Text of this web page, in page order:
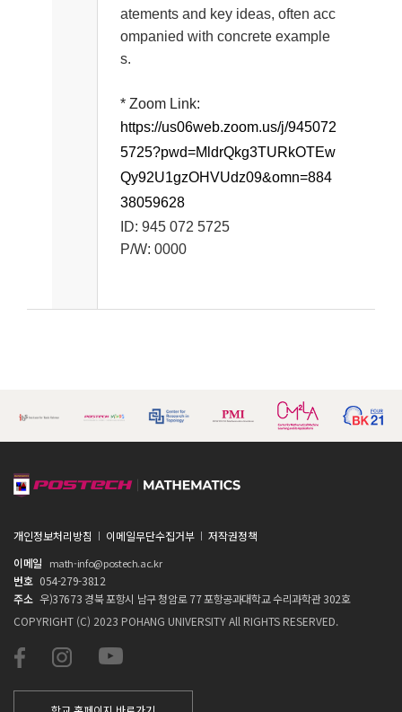
atements and key ideas, often acc
ompanied with concrete example
s.
* Zoom Link:
https://us06web.zoom.us/j/945072
5725?pwd=MldrQkg3TURkOTEw
Qy92U1gzOHVUdz09&omn=884
38059628
ID: 945 072 5725
P/W: 0000
개인정보처리방침 이메일무단수집거부
저작권정책
이메일
math-info@postech.ac.kr
번호 054-279-3812
주소 우)37673 경북 포항시 남구 청암로 77 포항공과대학교 수리과학관 302호
COPYRIGHT (C) 2023 POHANG UNIVERSITY All RIGHTS RESERVED.